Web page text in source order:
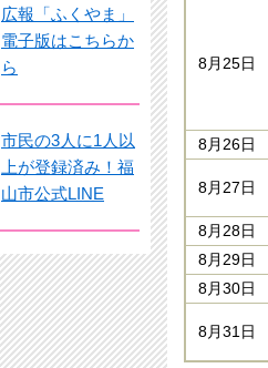
広報「ふくやま」
電子版はこちらか
ら
市民の3人に1人以
上が登録済み！福
山市公式LINE
8月25日
8月26日
8月27日
8月28日
8月29日
8月30日
8月31日